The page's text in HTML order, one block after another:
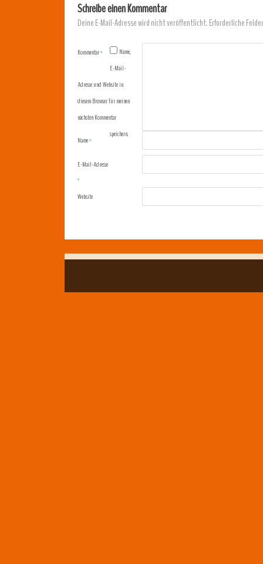
Schreibe einen Kommentar
Deine E-Mail-Adresse wird nicht veröffentlicht.Erforderliche
Kommentar*
Name*
E-Mail-Adresse
*
Website
Name,
E-Mail-
Adresse und Website in
diesem Browser für meinen
nächsten Kommentar
speichern.